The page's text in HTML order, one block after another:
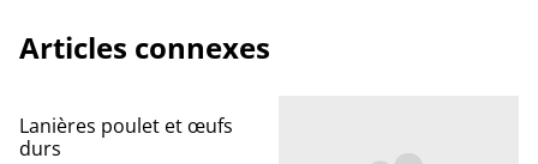
Articles connexes
Lanières poulet et œufs
durs